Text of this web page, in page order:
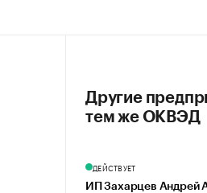
Другие
тем же ОКВЭД
ДЕЙСТВУЕТ
ИП Захарцев Андрей